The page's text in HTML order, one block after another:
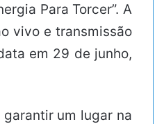
Para Torcer”. A
vivo e transmissão
em 29 de junho,
um lugar na